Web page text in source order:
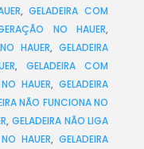
,GELADEIRA COM
NO HAUER,
HAUER,GELADEIRA
, GELADEIRA COM
HAUER,GELADEIRA
NÃO FUNCIONA NO
, GELADEIRA NÃO LIGA
HAUER,GELADEIRA